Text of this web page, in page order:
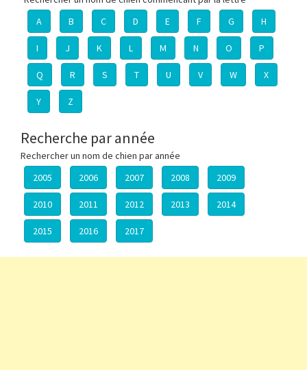
A
B C D E F G H
I J K L M N O P
Q R S T U V W X
Y Z
Recherche par année
Rechercher un nom de chien par année
2005
2006 2007 2008 2009
2010 2011 2012 2013 2014
2015 2016 2017